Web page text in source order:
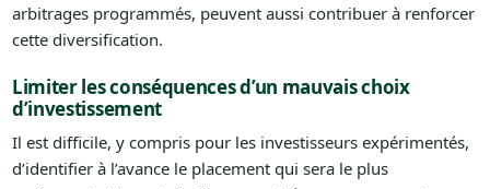
arbitrages programmés, peuvent aussi contribuer à renforcer
cette diversification.
Limiter les conséquences d’un mauvais choix
d’investissement
Il est difficile, y compris pour les investisseurs expérimentés,
d’identifier à l’avance le placement qui sera le plus